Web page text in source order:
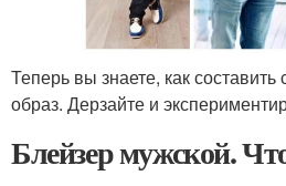
Теперь вы знаете, как
образ. Дерзайте и
Блейзер мужской.